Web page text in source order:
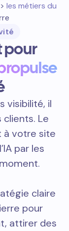
> les métiers du
pour
visibilité, il
Le
à votre site
par les
claire
pour
attirer des